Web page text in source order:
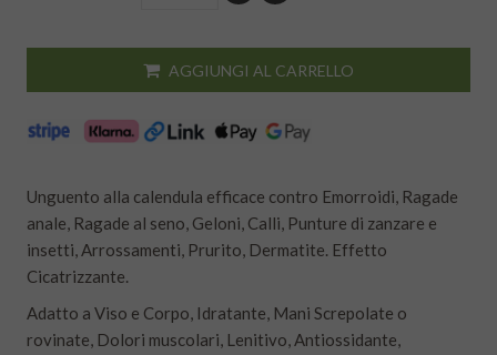
AGGIUNGI AL CARRELLO
Unguento alla calendula efficace contro Emorroidi, Ragade
anale, Ragade al seno, Geloni, Calli, Punture di zanzare e
insetti, Arrossamenti, Prurito, Dermatite. Effetto
Cicatrizzante.
Adatto a Viso e Corpo, Idratante, Mani Screpolate o
rovinate, Dolori muscolari, Lenitivo, Antiossidante,